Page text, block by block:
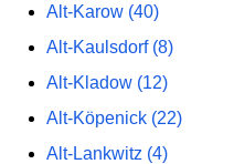
Alt-Karow (40)
Alt-Kaulsdorf (8)
Alt-Kladow (12)
Alt-Köpenick (22)
Alt-Lankwitz (4)